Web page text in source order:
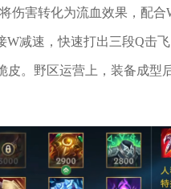
伤害转化为流血效果，配
减速，快速打出三段Q击
皮。野区运营上，装备成型